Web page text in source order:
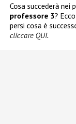
Cosa succederà nei
professore 3?
persi cosa è
cliccare QUI.